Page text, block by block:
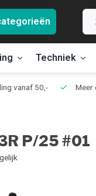
Techniek
vanaf 50,- Meer
P/25 #01